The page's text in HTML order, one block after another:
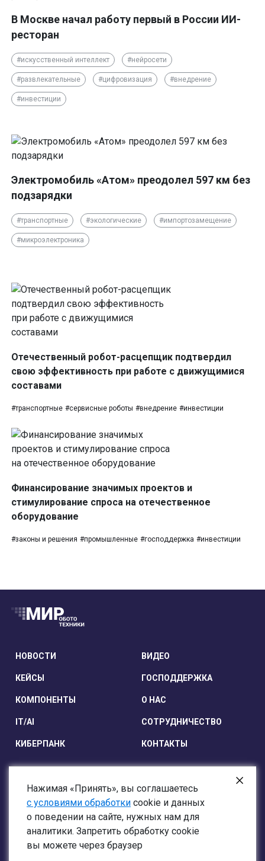
В Москве начал работу первый в России ИИ-
ресторан
#искусственный интеллект #нейросети
#развлекательные #цифровизация #внедрение
#инвестиции
Электромобиль «Атом» преодолел 597 км без
подзарядки
#транспортные #экологические #импортозамещение
#микроэлектроника
Отечественный робот-расцепщик подтвердил
свою эффективность при работе с движущимися
составами
#транспортные #сервисные роботы #внедрение #инвестиции
Финансирование значимых проектов и
стимулирование спроса на отечественное
оборудование
#законы и решения #промышленные #господдержка #инвестиции
НОВОСТИ
КЕЙСЫ
КОМПОНЕНТЫ
IT/AI
КИБЕРПАНК
ВИДЕО
ГОСПОДДЕРЖКА
О НАС
СОТРУДНИЧЕСТВО
КОНТАКТЫ
Согласие на обработку персональных данных
2023–2026 © Мир Робототехники;
Нажимая «Принять», вы соглашаетесь
с условиями обработки cookie и данных
о поведении на сайте, нужных нам для
аналитики. Запретить обработку cookie
вы можете через браузер